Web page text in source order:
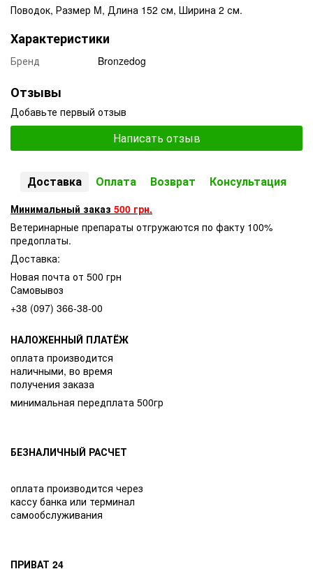
Поводок, Размер M, Длина 152 см, Ширина 2 см.
Характеристики
Бренд Bronzedog
Отзывы
Добавьте первый отзыв
Написать отзыв
Доставка Оплата Возврат Консультация
Минимальный заказ 500 грн.
Ветеринарные препараты отгружаются по факту 100%
предоплаты.
Доставка:
Новая почта от 500 грн
Самовывоз
+38 (097) 366-38-00
НАЛОЖЕННЫЙ ПЛАТЁЖ
оплата производится
наличными, во время
получения заказа
минимальная передплата 500гр
БЕЗНАЛИЧНЫЙ РАСЧЕТ
оплата производится через
кассу банка или терминал
самообслуживания
ПРИВАТ 24